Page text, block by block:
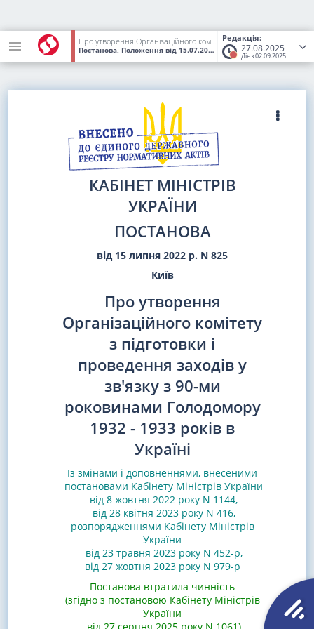
Редакція:
27.08.2025
Діє з 02.09.2025
Про утворення Організаційного комітету з підготовки і проведення заходів у зв'язку з 90-ми роковинами Голодомору 1932 - 1933 років в Україні
Постанова, Положення від 15.07.2022 № 825 (Статус:Втратив
КАБІНЕТ МІНІСТРІВ
УКРАЇНИ
ПОСТАНОВА
від 15 липня 2022 р. N 825
Київ
Про утворення
Організаційного комітету
з підготовки і
проведення заходів у
зв'язку з 90-ми
роковинами Голодомору
1932 - 1933 років в
Україні
Із змінами і доповненнями, внесеними
постановами Кабінету Міністрів України
від 8 жовтня 2022 року N 1144,
від 28 квітня 2023 року N 416,
розпорядженнями Кабінету Міністрів
України
від 23 травня 2023 року N 452-р,
від 27 жовтня 2023 року N 979-р
Постанова втратила чинність
(згідно з постановою Кабінету Міністрів
України